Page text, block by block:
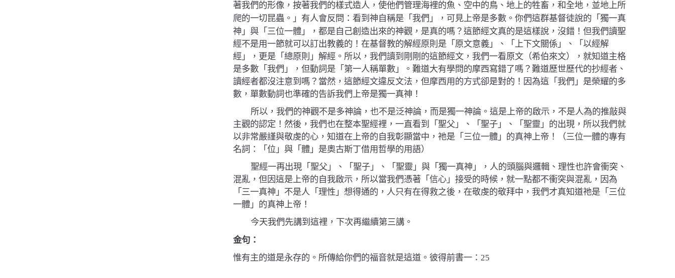
著我們的形像，按著我們的樣式造人，使他們管理海裡的魚、空中的鳥、地上的牲畜，和全地，並地上所
爬的一切昆蟲。」 有人會反問：看到神自稱是「我們」，可見上帝是多數。你們這群基督徒說的「獨一真
神」與「三位一體」，都是自己創造出來的神觀，是真的嗎？這節經文真的是這樣說，沒錯！但我們讀聖
經不是用一節就可以訂出教義的！在基督教的解經原則是「原文意義」、「上下文關係」、「以經解
經」，更是「總原則」解經。所以，我們讀到剛剛的這節經文，我們一看原文 （希伯來文）
，就知道主格
是多數「我們」，但動詞是「第一人稱單數」。難道大有學問的摩西寫錯了嗎？難道歷世歷代的抄經者、
讀經者都沒注意到嗎？當然，這節經文違反文法，但摩西用的方式卻是對的！因為這「我們」是榮耀的多
數，單數動詞也準確的告訴我們上帝是獨一真神！
所以，我們的神觀不是多神論，也不是泛神論，而是獨一神論。這是上帝的啟示，不是人為的推敲與
主觀的認定！然後，我們也在整本聖經裡，一直看到 「聖父 」 、 「聖子」 、 「聖靈 」 的出現，所以我們就
以非常嚴謹與敬虔的心，知道在上帝的自我彰顯當中，祂是 「三位一體」 的真神上帝！ （三位一體的專有
名詞：「位」與「體」是奧古斯丁借用哲學的用語）
聖經一再出現「聖父」、「聖子」、「聖靈」與「獨一真神」，人的頭腦與邏輯、理性也許會衝突、
混亂，但因這是上帝的自我啟示，所以當我們憑著「信心」接受的時候，就一點都不衝突與混亂，因為
「三一真神」不是人「理性」想得通的，人只有在得救之後，在敬虔的敬拜中，我們才真知道祂是「三位
一體」的真神上帝！
今天我們先講到這裡，下次再繼續第三講。
金句：
惟有主的道是永存的。所傳給你們的福音就是這道。彼得前書一：25